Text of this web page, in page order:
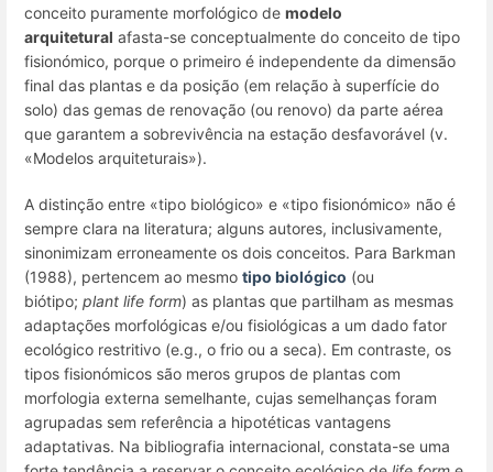
conceito puramente morfológico de modelo
arquitetural afasta-se conceptualmente do conceito de tipo
fisionómico, porque o primeiro é independente da dimensão
final das plantas e da posição (em relação à superfície do
solo) das gemas de renovação (ou renovo) da parte aérea
que garantem a sobrevivência na estação desfavorável (v.
«Modelos arquiteturais»).
A distinção entre «tipo biológico» e «tipo fisionómico» não é
sempre clara na literatura; alguns autores, inclusivamente,
sinonimizam erroneamente os dois conceitos. Para Barkman
(1988), pertencem ao mesmo tipo biológico (ou
biótipo; plant life form) as plantas que partilham as mesmas
adaptações morfológicas e/ou fisiológicas a um dado fator
ecológico restritivo (e.g., o frio ou a seca). Em contraste, os
tipos fisionómicos são meros grupos de plantas com
morfologia externa semelhante, cujas semelhanças foram
agrupadas sem referência a hipotéticas vantagens
adaptativas. Na bibliografia internacional, constata-se uma